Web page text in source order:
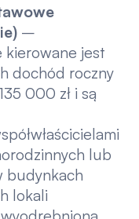
–
kierowane jest
dochód roczny
000 zł i są
lub
budynkach
lokali